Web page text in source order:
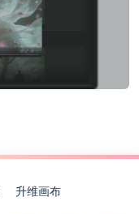
升维画布